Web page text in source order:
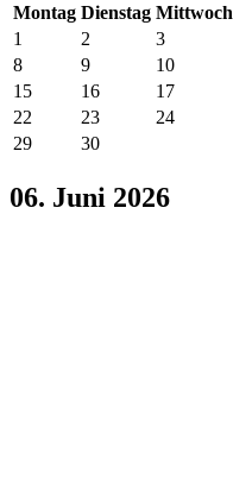
Montag Dienstag Mittwoch
1
2 3
8
9 10
15
16 17
22
23 24
29
30
06. Juni 2026